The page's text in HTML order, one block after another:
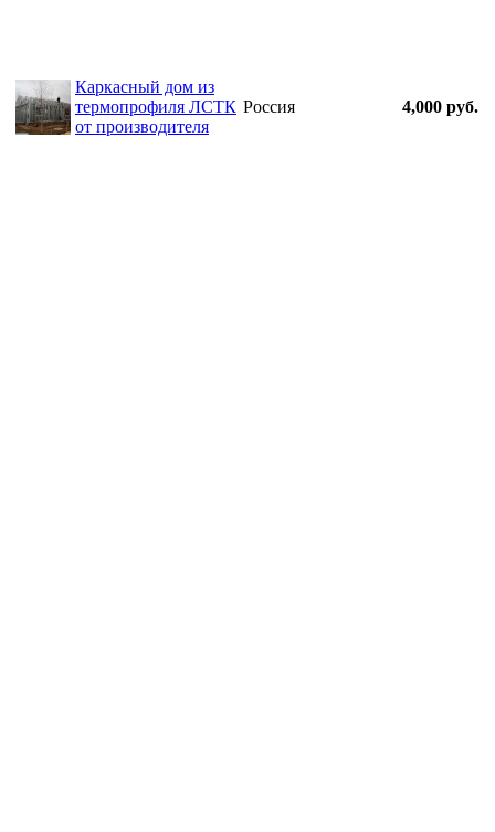
Каркасный дом из
термопрофиля ЛСТК
от производителя
Россия 4,000 руб.